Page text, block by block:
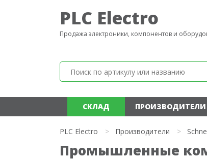
PLC Electro
Продажа электроники, компонентов и
СКЛАД ПРОИЗВОДИТЕЛИ
PLC Electro > Производители >
Промышленные